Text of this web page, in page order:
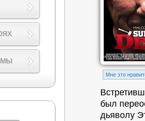
Mне это
был
дьяволу